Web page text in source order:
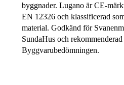
byggnader. Lugano är CE-
EN 12326 och klassificerad
material. Godkänd för
SundaHus och rekommenderad
Byggvarubedömningen.